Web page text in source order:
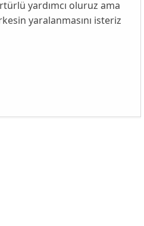
yardımcı oluruz ama
yaralanmasını isteriz